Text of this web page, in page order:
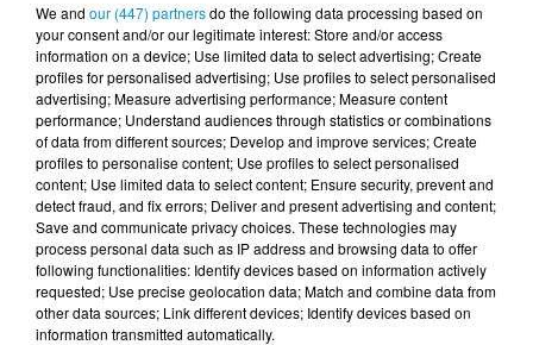
DERNIERS PODCASTS
24 juillet 2026
Les Zinformés - 24/07/26
We and our (447) partnersdo the following data processing based on
your consent and/or our legitimate interest: Store and/or access
information on a device; Use limited data to select advertising; Create
profiles for personalised advertising; Use profiles to select personalised
advertising; Measure advertising performance; Measure content
performance; Understand audiences through statistics or combinations
of data from different sources; Develop and improve services; Create
profiles to personalise content; Use profiles to select personalised
content; Use limited data to select content; Ensure security, prevent and
detect fraud, and fix errors; Deliver and present advertising and content;
Save and communicate privacy choices. These technologies may
process personal data such as IP address and browsing data to offer
following functionalities: Identify devices based on information actively
requested; Use precise geolocation data; Match and combine data from
other data sources; Link different devices; Identify devices based on
information transmitted automatically.